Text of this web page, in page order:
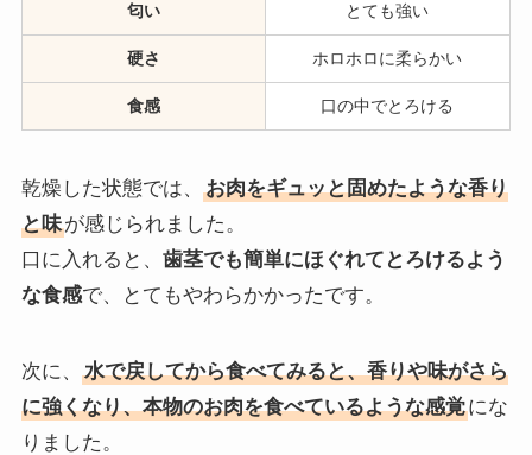
匂い とても強い
硬さ ホロホロに柔らかい
食感 口の中でとろける
乾燥した状態では、
お肉をギュッと固めたような香り
と味が感じられました。
口に入れると、 歯茎でも簡単にほぐれてとろけるよう
な食感で、とてもやわらかかったです。
次に、
水で戻してから食べてみると、香りや味がさら
に強くなり、本物のお肉を食べているような感覚にな
りました。